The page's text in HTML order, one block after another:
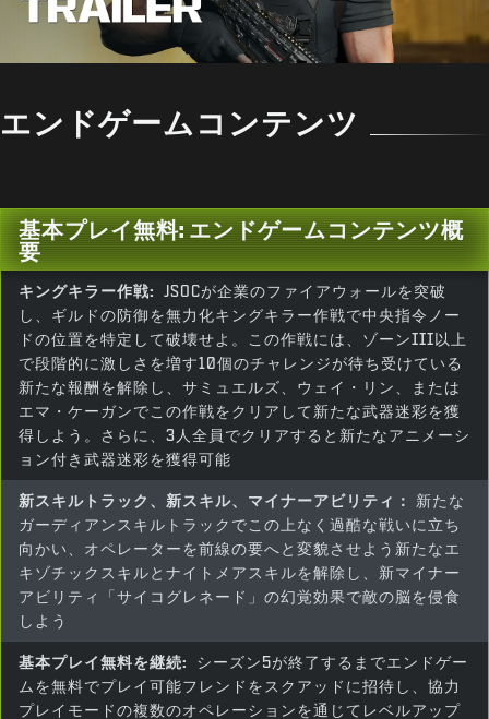
エンドゲームコンテンツ
基本プレイ無料: エンドゲームコンテンツ概
要
キングキラー作戦:
JSOCが企業のファイアウォールを突破
し、ギルドの防御を無力化キングキラー作戦で中央指令ノー
ドの位置を特定して破壊せよ。この作戦には、ゾーンIII以上
で段階的に激しさを増す10個のチャレンジが待ち受けている
新たな報酬を解除し、サミュエルズ、ウェイ・リン、または
エマ・ケーガンでこの作戦をクリアして新たな武器迷彩を獲
得しよう。さらに、3人全員でクリアすると新たなアニメーシ
ョン付き武器迷彩を獲得可能
新スキルトラック、新スキル、マイナーアビリティ：
新たな
ガーディアンスキルトラックでこの上なく過酷な戦いに立ち
向かい、オペレーターを前線の要へと変貌させよう新たなエ
キゾチックスキルとナイトメアスキルを解除し、新マイナー
アビリティ「サイコグレネード」の幻覚効果で敵の脳を侵食
しよう
基本プレイ無料を継続:
シーズン5が終了するまでエンドゲー
ムを無料でプレイ可能フレンドをスクアッドに招待し、協力
プレイモードの複数のオペレーションを通じてレベルアップ